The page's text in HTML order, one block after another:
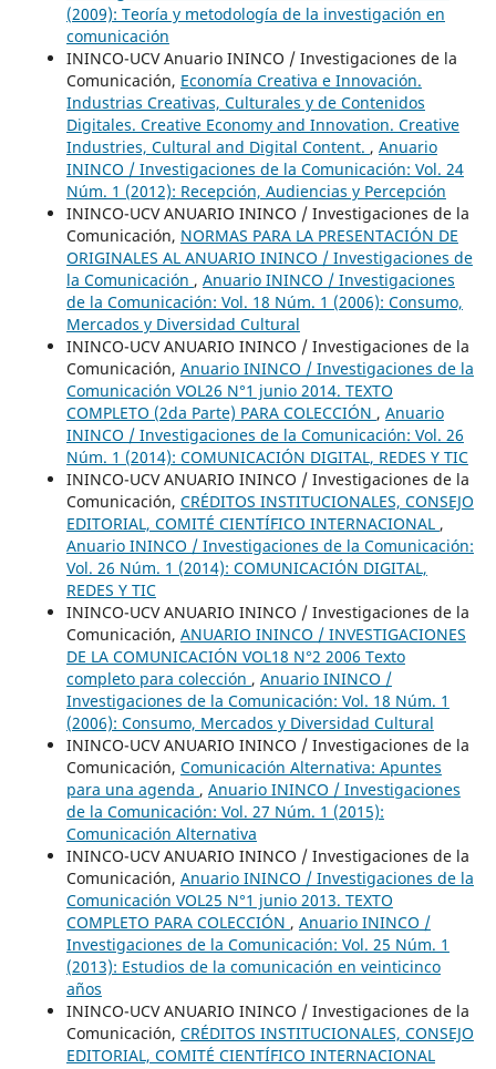
(2009): Teoría y metodología de la investigación en
comunicación
ININCO-UCV Anuario ININCO / Investigaciones de la
Comunicación, Economía Creativa e Innovación.
Industrias Creativas, Culturales y de Contenidos
Digitales. Creative Economy and Innovation. Creative
Industries, Cultural and Digital Content. , Anuario
ININCO / Investigaciones de la Comunicación: Vol. 24
Núm. 1 (2012): Recepción, Audiencias y Percepción
ININCO-UCV ANUARIO ININCO / Investigaciones de la
Comunicación, NORMAS PARA LA PRESENTACIÓN DE
ORIGINALES AL ANUARIO ININCO / Investigaciones de
la Comunicación , Anuario ININCO / Investigaciones
de la Comunicación: Vol. 18 Núm. 1 (2006): Consumo,
Mercados y Diversidad Cultural
ININCO-UCV ANUARIO ININCO / Investigaciones de la
Comunicación, Anuario ININCO / Investigaciones de la
Comunicación VOL26 N°1 junio 2014. TEXTO
COMPLETO (2da Parte) PARA COLECCIÓN , Anuario
ININCO / Investigaciones de la Comunicación: Vol. 26
Núm. 1 (2014): COMUNICACIÓN DIGITAL, REDES Y TIC
ININCO-UCV ANUARIO ININCO / Investigaciones de la
Comunicación, CRÉDITOS INSTITUCIONALES, CONSEJO
EDITORIAL, COMITÉ CIENTÍFICO INTERNACIONAL ,
Anuario ININCO / Investigaciones de la Comunicación:
Vol. 26 Núm. 1 (2014): COMUNICACIÓN DIGITAL,
REDES Y TIC
ININCO-UCV ANUARIO ININCO / Investigaciones de la
Comunicación, ANUARIO ININCO / INVESTIGACIONES
DE LA COMUNICACIÓN VOL18 N°2 2006 Texto
completo para colección , Anuario ININCO /
Investigaciones de la Comunicación: Vol. 18 Núm. 1
(2006): Consumo, Mercados y Diversidad Cultural
ININCO-UCV ANUARIO ININCO / Investigaciones de la
Comunicación, Comunicación Alternativa: Apuntes
para una agenda , Anuario ININCO / Investigaciones
de la Comunicación: Vol. 27 Núm. 1 (2015):
Comunicación Alternativa
ININCO-UCV ANUARIO ININCO / Investigaciones de la
Comunicación, Anuario ININCO / Investigaciones de la
Comunicación VOL25 N°1 junio 2013. TEXTO
COMPLETO PARA COLECCIÓN , Anuario ININCO /
Investigaciones de la Comunicación: Vol. 25 Núm. 1
(2013): Estudios de la comunicación en veinticinco
años
ININCO-UCV ANUARIO ININCO / Investigaciones de la
Comunicación, CRÉDITOS INSTITUCIONALES, CONSEJO
EDITORIAL, COMITÉ CIENTÍFICO INTERNACIONAL